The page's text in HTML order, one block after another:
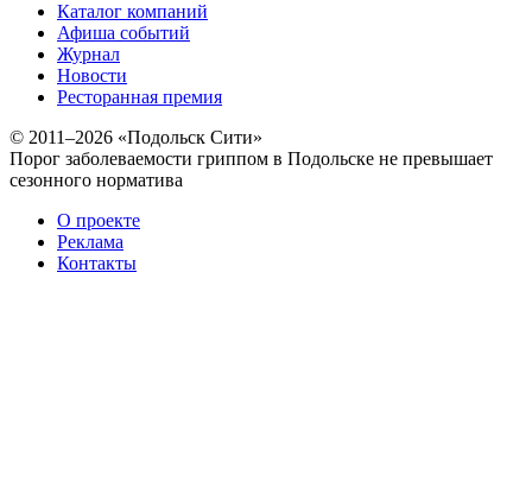
Каталог компаний
Афиша событий
Журнал
Новости
Ресторанная премия
© 2011–2026 «Подольск Сити»
Порог заболеваемости гриппом в Подольске не превышает
сезонного норматива
О проекте
Реклама
Контакты